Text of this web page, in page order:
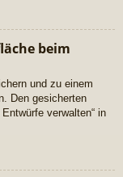
beim
und zu einem
Den gesicherten
verwalten“ in